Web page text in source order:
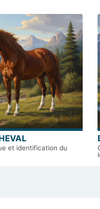
et identification du